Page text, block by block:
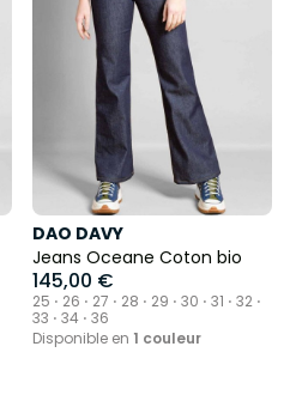
DAO DAVY
Jeans Oceane Coton bio
145,00 €
25 ⋅ 26 ⋅ 27 ⋅ 28 ⋅ 29 ⋅ 30 ⋅ 31 ⋅ 32 ⋅
33 ⋅ 34 ⋅ 36
Disponible en 1 couleur